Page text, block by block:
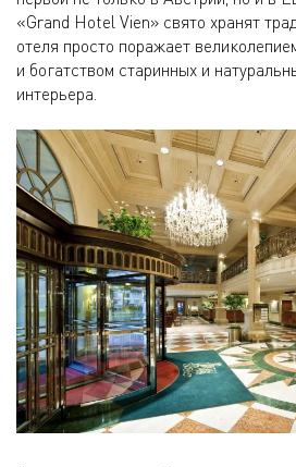
«Grand Hotel Vien» свято хранят
отеля просто поражает
и богатством старинных и
интерьера.